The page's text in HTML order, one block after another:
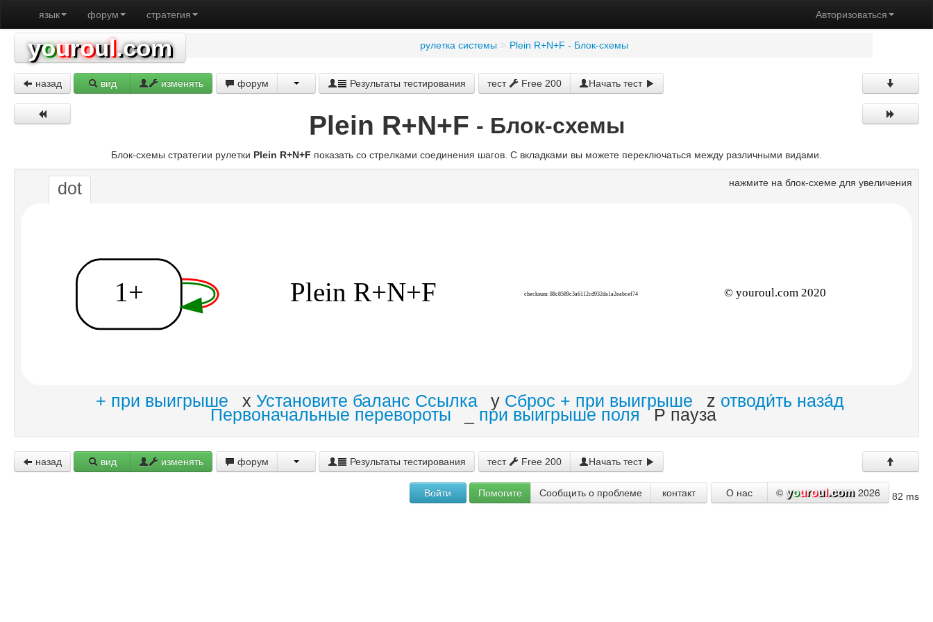
Авторизоваться
язык форум стратегия
youroul.com рулетка системы > Plein R+N+F - Блок-схемы
назад вид изменять форум Результаты тестирования тест Free 200 Начать тест
Plein R+N+F - Блок-схемы
Блок-схемы стратегии рулетки Plein R+N+F показать со стрелками соединения шагов. С вкладками вы можете переключаться между различными видами.
нажмите на блок-схеме для увеличения
dot
+ при выигрыше x Установите баланс Ссылка y Сброс + при выигрыше z отводи́ть наза́д
Первоначальные перевороты при выигрыше поля P пауза
назад вид изменять форум Результаты тестирования тест Free 200 Начать тест
Войти Помогите Сообщить о проблеме контакт О нас © 2026 82 ms